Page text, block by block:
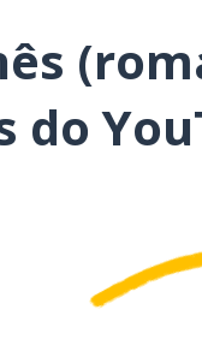
do